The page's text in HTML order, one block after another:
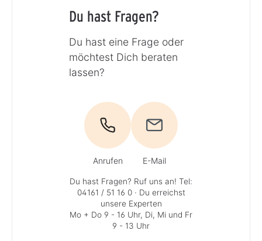
Du hast Fragen?
Du hast eine Frage oder
möchtest Dich beraten
lassen?
Anrufen E-Mail
Du hast Fragen? Ruf uns an! Tel:
04161 / 51 16 0· Du erreichst
unsere Experten
Mo + Do 9 - 16 Uhr, Di, Mi und Fr
9 - 13 Uhr